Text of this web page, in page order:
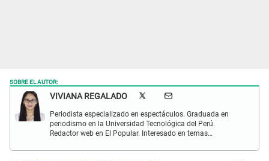
SOBRE EL AUTOR:
VIVIANA REGALADO
Periodista especializado en espectáculos. Graduada en
periodismo en la Universidad Tecnológica del Perú.
Redactor web en El Popular. Interesado en temas
y crónicas.